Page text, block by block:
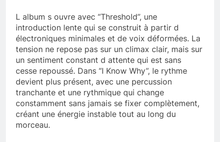
L album s ouvre avec “Threshold”, une
introduction lente qui se construit à partir d
électroniques minimales et de voix déformées. La
tension ne repose pas sur un climax clair, mais sur
un sentiment constant d attente qui est sans
cesse repoussé. Dans “I Know Why”, le rythme
devient plus présent, avec une percussion
tranchante et une rythmique qui change
constamment sans jamais se fixer complètement,
créant une énergie instable tout au long du
morceau.